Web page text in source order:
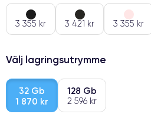
3 355 kr 3 421 kr 3 355 kr
Välj lagringsutrymme
32 Gb
1 870 kr
128 Gb
2 596 kr